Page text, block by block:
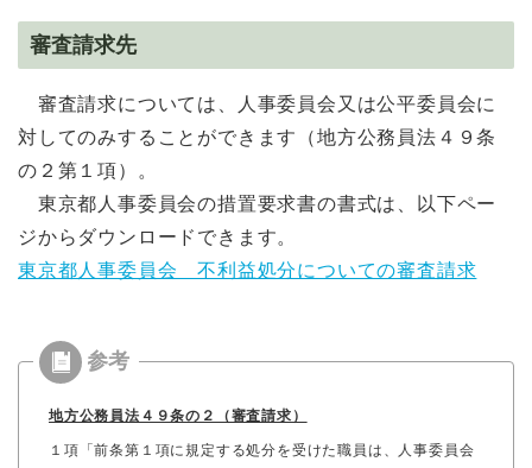
審査請求先
審査請求については、人事委員会又は公平委員会に
対してのみすることができます（地方公務員法４９条
の２第１項）。
東京都人事委員会の措置要求書の書式は、以下ペー
ジからダウンロードできます。
東京都人事委員会 不利益処分についての審査請求
地方公務員法４９条の２（審査請求）
１項「前条第１項に規定する処分を受けた職員は、人事委員会